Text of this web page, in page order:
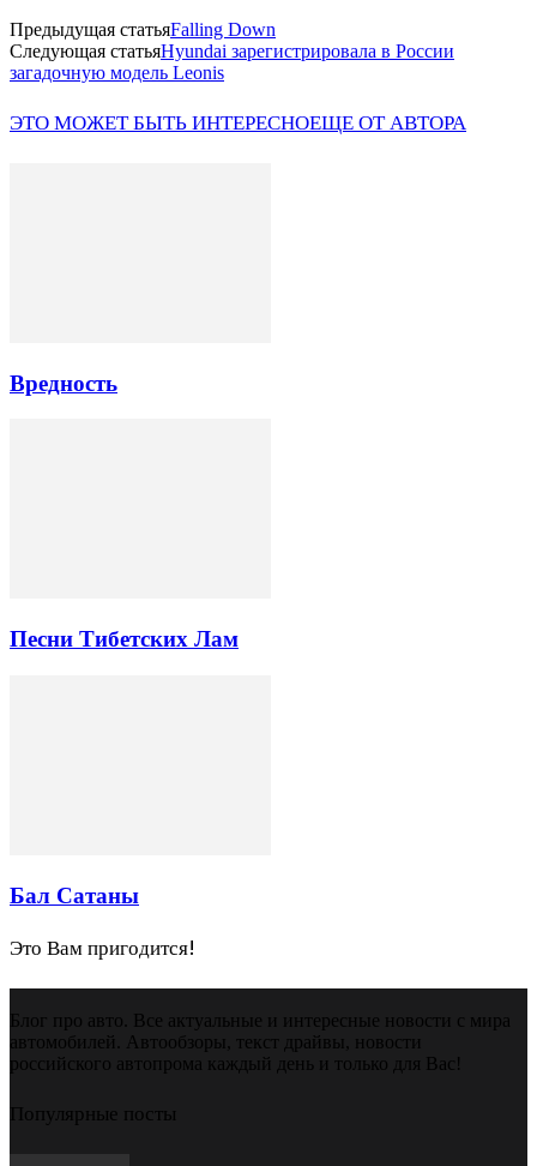
Предыдущая статьяFalling Down
Следующая статьяHyundai зарегистрировала в России
загадочную модель Leonis
ЭТО МОЖЕТ БЫТЬ ИНТЕРЕСНОЕЩЕ ОТ АВТОРА
Вредность
Песни Тибетских Лам
Бал Сатаны
Это Вам пригодится!
Блог про авто. Все актуальные и интересные новости с мира
автомобилей. Автообзоры, текст драйвы, новости
российского автопрома каждый день и только для Вас!
Популярные посты